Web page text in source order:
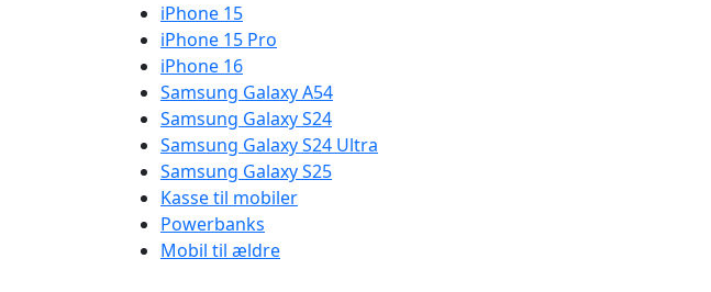
iPhone 15
iPhone 15 Pro
iPhone 16
Samsung Galaxy A54
Samsung Galaxy S24
Samsung Galaxy S24 Ultra
Samsung Galaxy S25
Kasse til mobiler
Powerbanks
Mobil til ældre